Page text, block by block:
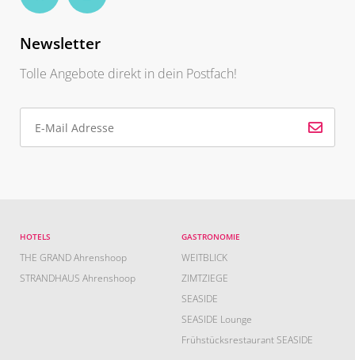
Newsletter
Tolle Angebote direkt in dein Postfach!
HOTELS
THE GRAND Ahrenshoop
STRANDHAUS Ahrenshoop
GASTRONOMIE
WEITBLICK
ZIMTZIEGE
SEASIDE
SEASIDE Lounge
Frühstücksrestaurant SEASIDE